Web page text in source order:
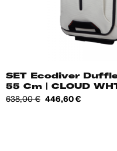
SET Ecodiver
55 Cm | CLOUD
Tavahind
638,00 € Hind
446,60 €